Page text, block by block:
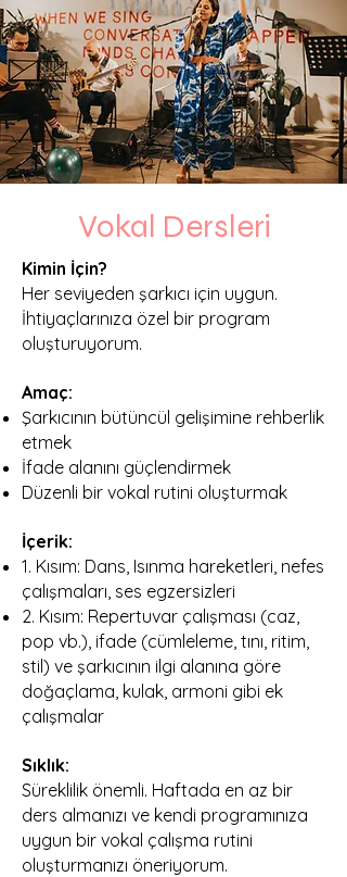
Vokal Dersleri
Kimin İçin?
Her seviyeden şarkıcı için uygun.
İhtiyaçlarınıza özel bir program
oluşturuyorum.
Amaç:
Şarkıcının bütüncül gelişimine rehberlik
etmek
İfade alanını güçlendirmek
Düzenli bir vokal rutini oluşturmak
İçerik:
1. Kısım: Dans, Isınma hareketleri, nefes
çalışmaları, ses egzersizleri
2. Kısım: Repertuvar çalışması (caz,
pop vb.), ifade (cümleleme, tını, ritim,
stil) ve şarkıcının ilgi alanına göre
doğaçlama, kulak, armoni gibi ek
çalışmalar
Sıklık:
Süreklilik önemli. Haftada en az bir
ders almanızı ve kendi programınıza
uygun bir vokal çalışma rutini
oluşturmanızı öneriyorum.